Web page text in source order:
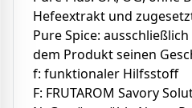
Hefeextrakt und
Pure Spice:
dem Produkt seinen
f: funktionaler Hilfsstoff
F: FRUTAROM Savory